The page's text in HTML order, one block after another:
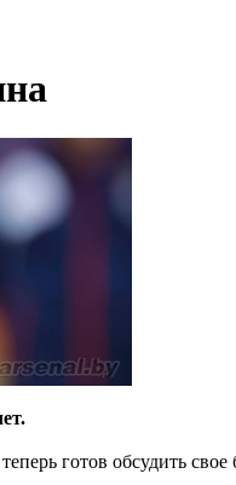
готов обсудить